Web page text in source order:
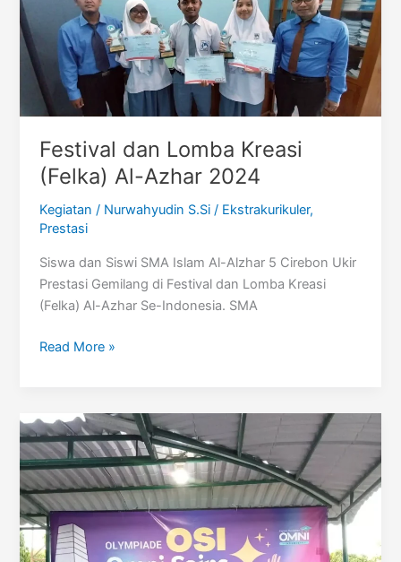
Festival dan Lomba Kreasi
(Felka) Al-Azhar 2024
Kegiatan / Nurwahyudin S.Si/ Ekstrakurikuler,
Prestasi
Siswa dan Siswi SMA Islam Al-Alzhar 5 Cirebon Ukir
Prestasi Gemilang di Festival dan Lomba Kreasi
(Felka) Al-Azhar Se-Indonesia. SMA
Festival
(Felka)
Al-
Azhar
2024
Read More »